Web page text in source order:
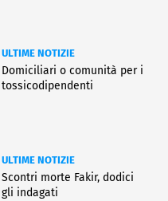
ULTIME NOTIZIE
Domiciliari o comunità per i
tossicodipendenti
ULTIME NOTIZIE
Scontri morte Fakir, dodici
gli indagati